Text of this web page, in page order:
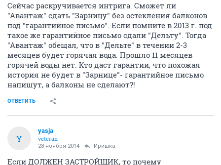
Сейчас раскручивается интрига. Сможет ли
"Авантаж" сдать "Зарницу" без остекления балконов
под "гарантийное письмо". Если помните в 2013 г. под
такое же гарантийное письмо сдали "Дельту". Тогда
"Авантаж" обещал, что в "Дельте" в течении 2-3
месяцев будет горячая вода. Прошло 11 месяцев
горячей воды нет. Кто даст гарантии, что похожая
история не будет в "Зарнице"- гарантийное письмо
напишут, а балконы не сделают?!
ОТВЕТИТЬ
Y
yasja
veteran
28 ноября 2014 Иришка_
Если ДОЛЖЕН ЗАСТРОЙЩИК, то почему